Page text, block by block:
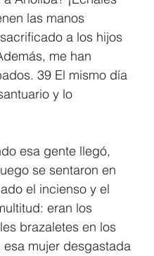
las manos
a los hijos
me han
39 El mismo día
y lo
esa gente llegó,
se sentaron en
el incienso y el
eran los
brazaletes en los
mujer desgastada